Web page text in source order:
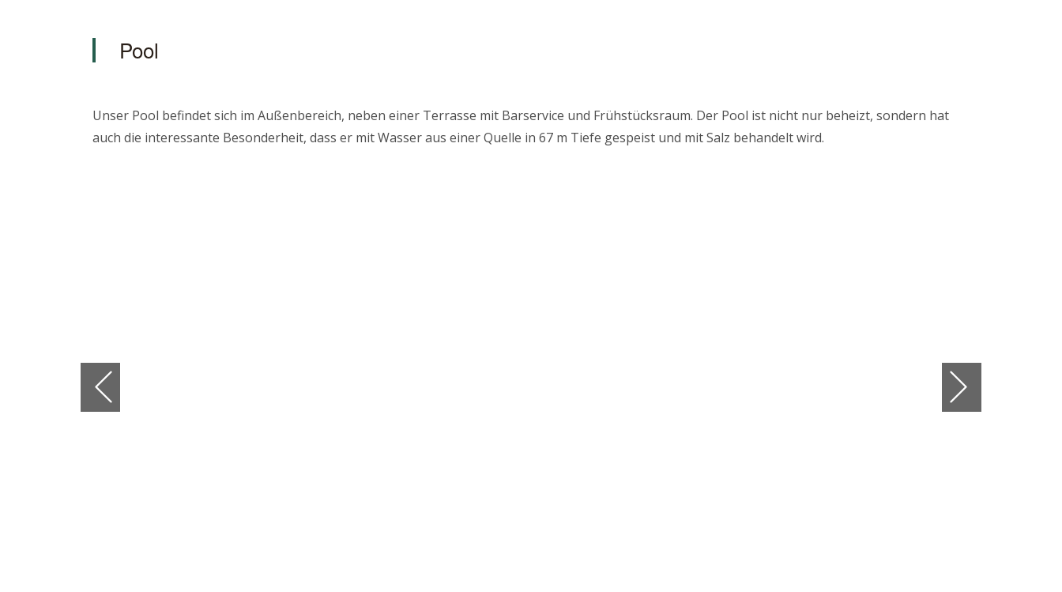
Pool
Unser Pool befindet sich im Außenbereich, neben einer Terrasse mit Barservice und Frühstücksraum. Der Pool ist nicht nur beheizt, sondern hat
auch die interessante Besonderheit, dass er mit Wasser aus einer Quelle in 67 m Tiefe gespeist und mit Salz behandelt wird.